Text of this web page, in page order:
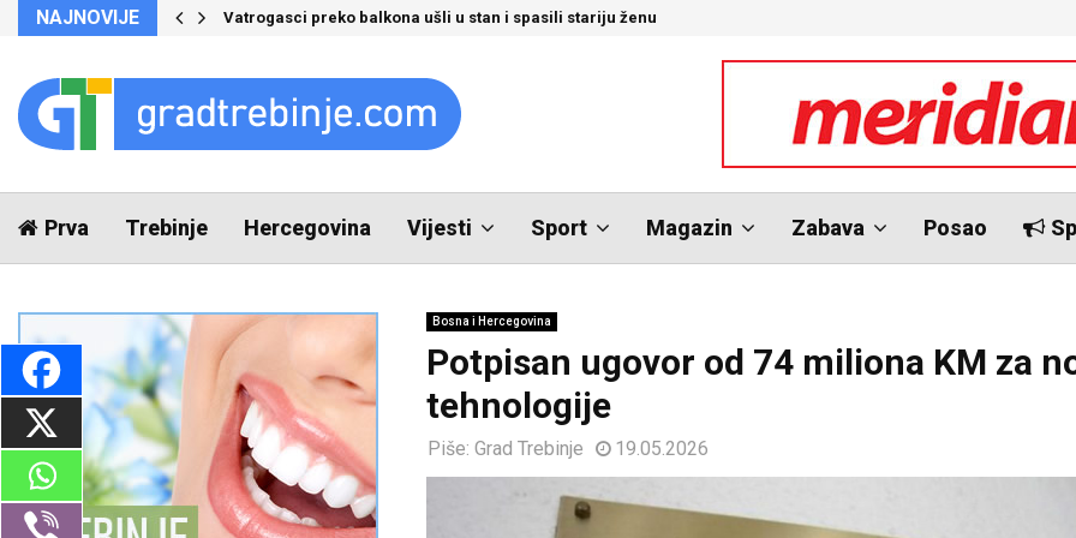
NAJNOVIJE Vatrogasci preko balkona ušli u stan i spasili stariju ženu
Prva Trebinje Hercegovina Vijesti Sport Magazin Zabava Posao
Bosna i Hercegovina
Potpisan ugovor od 74 miliona KM za
tehnologije
Piše: Grad Trebinje 19.05.2026